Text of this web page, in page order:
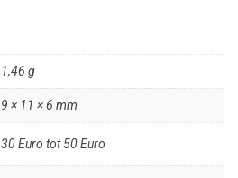
1,46 g
9 × 11 × 6 mm
30 Euro tot 50 Euro